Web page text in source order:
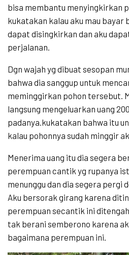
bisa membantu menyingkirkan
kukatakan kalau aku mau bayar
dapat disingkirkan dan aku
perjalanan.
Dgn wajah yg dibuat sesopan
bahwa dia sanggup untuk
meminggirkan pohon tersebut.
langsung mengeluarkan uang
padanya.kukatakan bahwa itu
kalau pohonnya sudah minggir
Menerima uang itu dia segera
perempuan cantik yg rupanya
menunggu dan dia segera pergi
Aku bersorak girang karena
perempuan secantik ini
tak berani semberono karena
bagaimana perempuan ini.